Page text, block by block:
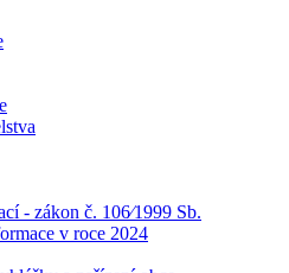
- zákon č. 106⁄1999 Sb.
v roce 2024